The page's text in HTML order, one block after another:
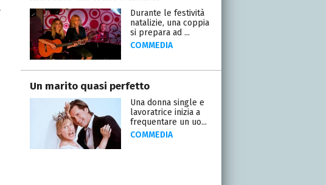
Durante le festività
natalizie, una coppia
si prepara ad ...
COMMEDIA
Un marito quasi perfetto
Una donna single e
lavoratrice inizia a
frequentare un uo...
COMMEDIA